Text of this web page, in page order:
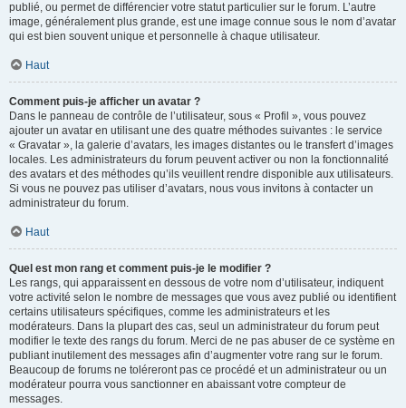
publié, ou permet de différencier votre statut particulier sur le forum. L’autre
image, généralement plus grande, est une image connue sous le nom d’avatar
qui est bien souvent unique et personnelle à chaque utilisateur.
Haut
Comment puis-je afficher un avatar ?
Dans le panneau de contrôle de l’utilisateur, sous « Profil », vous pouvez
ajouter un avatar en utilisant une des quatre méthodes suivantes : le service
« Gravatar », la galerie d’avatars, les images distantes ou le transfert d’images
locales. Les administrateurs du forum peuvent activer ou non la fonctionnalité
des avatars et des méthodes qu’ils veuillent rendre disponible aux utilisateurs.
Si vous ne pouvez pas utiliser d’avatars, nous vous invitons à contacter un
administrateur du forum.
Haut
Quel est mon rang et comment puis-je le modifier ?
Les rangs, qui apparaissent en dessous de votre nom d’utilisateur, indiquent
votre activité selon le nombre de messages que vous avez publié ou identifient
certains utilisateurs spécifiques, comme les administrateurs et les
modérateurs. Dans la plupart des cas, seul un administrateur du forum peut
modifier le texte des rangs du forum. Merci de ne pas abuser de ce système en
publiant inutilement des messages afin d’augmenter votre rang sur le forum.
Beaucoup de forums ne toléreront pas ce procédé et un administrateur ou un
modérateur pourra vous sanctionner en abaissant votre compteur de
messages.